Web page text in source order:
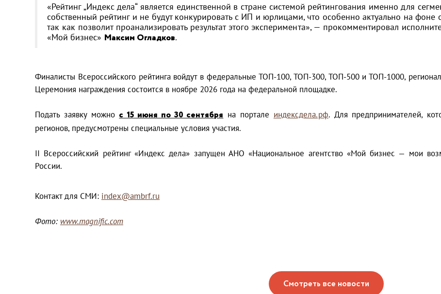
«Рейтинг „Индекс дела“ является единственной в стране системой рейтингования именно для
собственный рейтинг и не будут конкурировать с ИП и юрлицами, что особенно актуально на
так как позволит проанализировать результат этого эксперимента», — прокомментировал
«Мой бизнес» Максим Огладков.
Финалисты Всероссийского рейтинга войдут в федеральные ТОП-100, ТОП-300, ТОП-500 и ТОП-1000,
Церемония награждения состоится в ноябре 2026 года на федеральной площадке.
Подать заявку можно с 15 июня по 30 сентября на портале индексдела.рф. Для предпринимателей,
регионов, предусмотрены специальные условия участия.
II Всероссийский рейтинг «Индекс дела» запущен АНО «Национальное агентство «Мой бизнес — мои
России.
Контакт для СМИ: index@ambrf.ru
Фото: www.magnific.com
Смотреть все новости